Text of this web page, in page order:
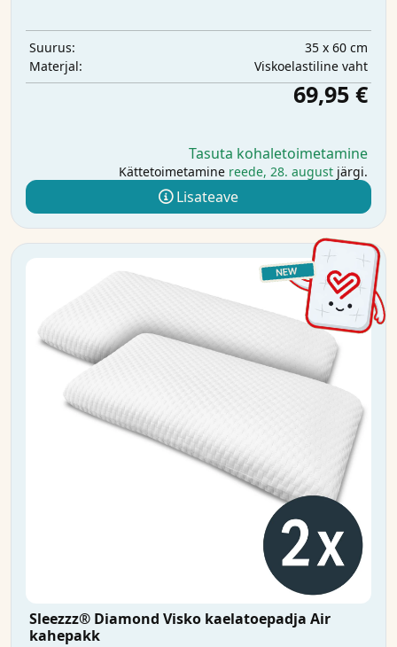
Suurus:
35 x 60 cm
Materjal:
Viskoelastiline vaht
69,95 €
Tasuta kohaletoimetamine
Kättetoimetamine reede, 28. august järgi.
Lisateave
Sleezzz® Diamond Visko kaelatoepadja Air
kahepakk